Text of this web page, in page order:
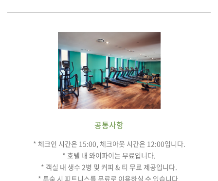
공통사항
* 체크인 시간은 15:00, 체크아웃 시간은 12:00입니다.
* 호텔 내 와이파이는 무료입니다.
* 객실 내 생수 2병 및 커피 & 티 무료 제공입니다.
* 투숙 시 피트니스를 무료로 이용하실 수 있습니다.